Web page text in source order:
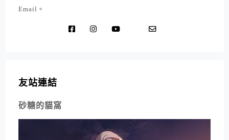
Email。
友站連結
砂糖的貓窩